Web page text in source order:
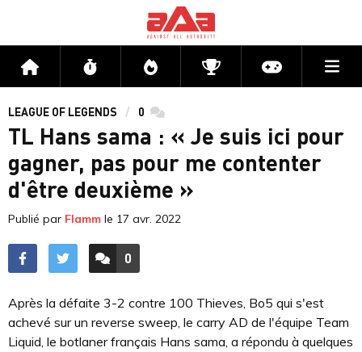
Accueil Flux Directs CompétitionsActu jeux
LEAGUE OF LEGENDS 0 commentaires
TL Hans sama : « Je suis ici pour
gagner, pas pour me contenter
d'être deuxième »
Publié par Flamm le 17 avr. 2022
ACCÉDER AUX
0
COMMENTAIRES
Après la défaite 3-2 contre 100 Thieves, Bo5 qui s'est
achevé sur un reverse sweep, le carry AD de l'équipe Team
Liquid, le botlaner français Hans sama, a répondu à quelques